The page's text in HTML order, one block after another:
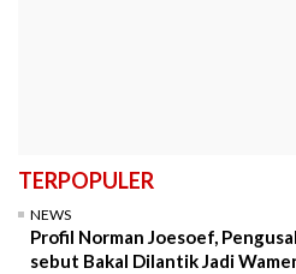
TERPOPULER
NEWS
Profil Norman Joesoef,
sebut Bakal Dilantik Jadi